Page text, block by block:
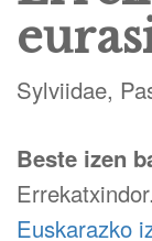
Sylviidae,
Beste izen
Errekatxindor.
Euskarazko